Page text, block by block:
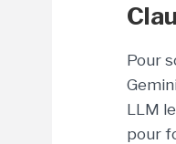
Pour
LLM
pour